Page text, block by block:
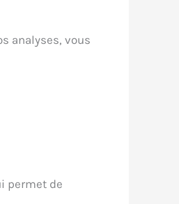
analyses, vous
permet de